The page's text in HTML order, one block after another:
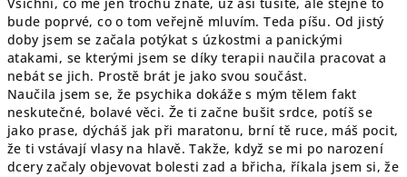
bude poprvé, co o tom veřejně mluvím. Teda píšu. Od jistý
doby jsem se začala potýkat s úzkostmi a panickými
atakami, se kterými jsem se díky terapii naučila pracovat a
nebát se jich. Prostě brát je jako svou součást.
Naučila jsem se, že psychika dokáže s mým tělem fakt
neskutečné, bolavé věci. Že ti začne bušit srdce, potíš se
jako prase, dýcháš jak při maratonu, brní tě ruce, máš pocit,
že ti vstávají vlasy na hlavě. Takže, když se mi po narození
dcery začaly objevovat bolesti zad a břicha, říkala jsem si, že